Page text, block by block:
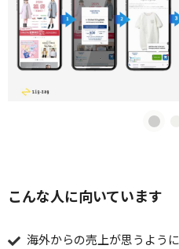
こんな人に向いています
海外からの売上が思うよう